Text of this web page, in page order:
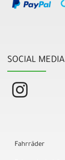
SOCIAL MEDIA
Fahrräder